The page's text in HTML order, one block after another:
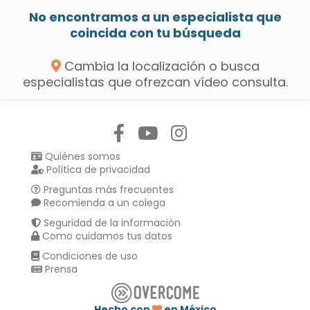
No encontramos a un especialista que
coincida con tu búsqueda
Cambia la localización o busca
especialistas que ofrezcan vídeo consulta.
Quiénes somos
Política de privacidad
Preguntas más frecuentes
Recomienda a un colega
Seguridad de la información
Como cuidamos tus datos
Condiciones de uso
Prensa